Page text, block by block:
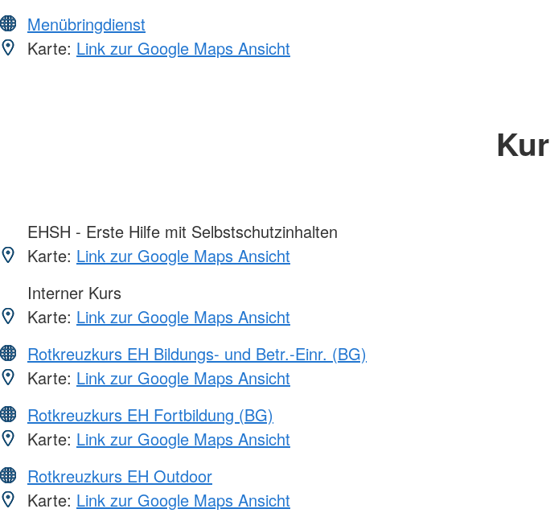
Menübringdienst
Karte: Link zur Google Maps Ansicht
EHSH - Erste Hilfe mit Selbstschutzinhalten
Karte: Link zur Google Maps Ansicht
Interner Kurs
Karte: Link zur Google Maps Ansicht
Rotkreuzkurs EH Bildungs- und Betr.-Einr. (BG)
Karte: Link zur Google Maps Ansicht
Rotkreuzkurs EH Fortbildung (BG)
Karte: Link zur Google Maps Ansicht
Rotkreuzkurs EH Outdoor
Karte: Link zur Google Maps Ansicht